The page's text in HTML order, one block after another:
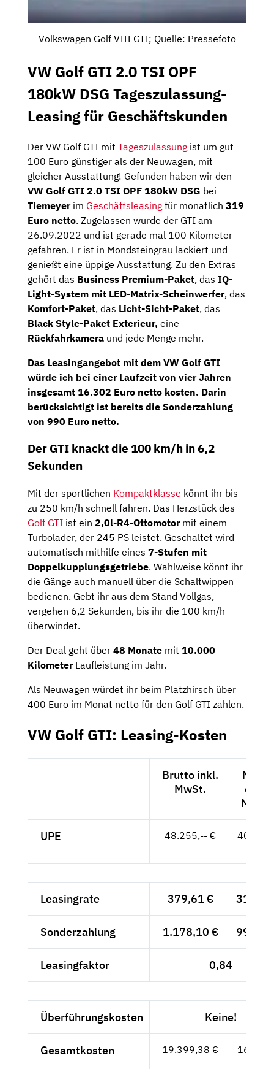
Volkswagen Golf VIII GTI; Quelle: Pressefoto
VW Golf GTI 2.0 TSI OPF
180kW DSG Tageszulassung-
Leasing für Geschäftskunden
Der VW Golf GTI mit Tageszulassung ist um gut
100 Euro günstiger als der Neuwagen, mit
gleicher Ausstattung! Gefunden haben wir den
VW Golf GTI 2.0 TSI OPF 180kW DSG bei
Tiemeyer im Geschäftsleasing für monatlich 319
Euro netto. Zugelassen wurde der GTI am
26.09.2022 und ist gerade mal 100 Kilometer
gefahren. Er ist in Mondsteingrau lackiert und
genießt eine üppige Ausstattung. Zu den Extras
gehört das Business Premium-Paket, das IQ-
Light-System mit LED-Matrix-Scheinwerfer, das
Komfort-Paket, das Licht-Sicht-Paket, das
Black Style-Paket Exterieur, eine
Rückfahrkamera und jede Menge mehr.
Das Leasingangebot mit dem VW Golf GTI
würde ich bei einer Laufzeit von vier Jahren
insgesamt 16.302 Euro netto kosten. Darin
berücksichtigt ist bereits die Sonderzahlung
von 990 Euro netto.
Der GTI knackt die 100 km/h in 6,2
Sekunden
Mit der sportlichen Kompaktklasse könnt ihr bis
zu 250 km/h schnell fahren. Das Herzstück des
Golf GTI ist ein 2,0l-R4-Ottomotormit einem
Turbolader, der 245 PS leistet. Geschaltet wird
automatisch mithilfe eines 7-Stufen mit
Doppelkupplungsgetriebe. Wahlweise könnt ihr
die Gänge auch manuell über die Schaltwippen
bedienen. Gebt ihr aus dem Stand Vollgas,
vergehen 6,2 Sekunden, bis ihr die 100 km/h
überwindet.
Der Deal geht über 48 Monate mit 10.000
KilometerLaufleistung im Jahr.
Als Neuwagen würdet ihr beim Platzhirsch über
400 Euro im Monat netto für den Golf GTI zahlen.
VW Golf GTI: Leasing-Kosten
Brutto inkl.
MwSt.
Netto
exkl.
MwSt.
UPE 48.255,-- €
Leasingrate 379,61 € 319,--
Sonderzahlung 1.178,10 € 990,--
Leasingfaktor 0,84
Überführungskosten Keine!
Gesamtkosten 19.399,38 €